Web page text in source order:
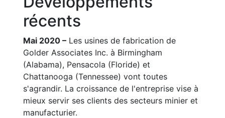
récents
Mai 2020 – Les usines de fabrication de
Golder Associates Inc. à Birmingham
(Alabama), Pensacola (Floride) et
Chattanooga (Tennessee) vont toutes
s'agrandir. La croissance de l'entreprise vise à
mieux servir ses clients des secteurs minier et
manufacturier.